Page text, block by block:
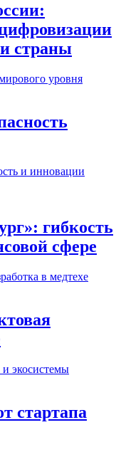
страны
гибкость
сфере
стартапа